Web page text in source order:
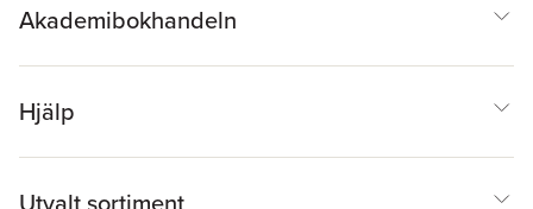
Akademibokhandeln
Hjälp